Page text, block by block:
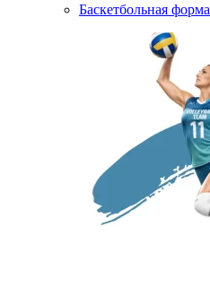
Баскетбольная форма